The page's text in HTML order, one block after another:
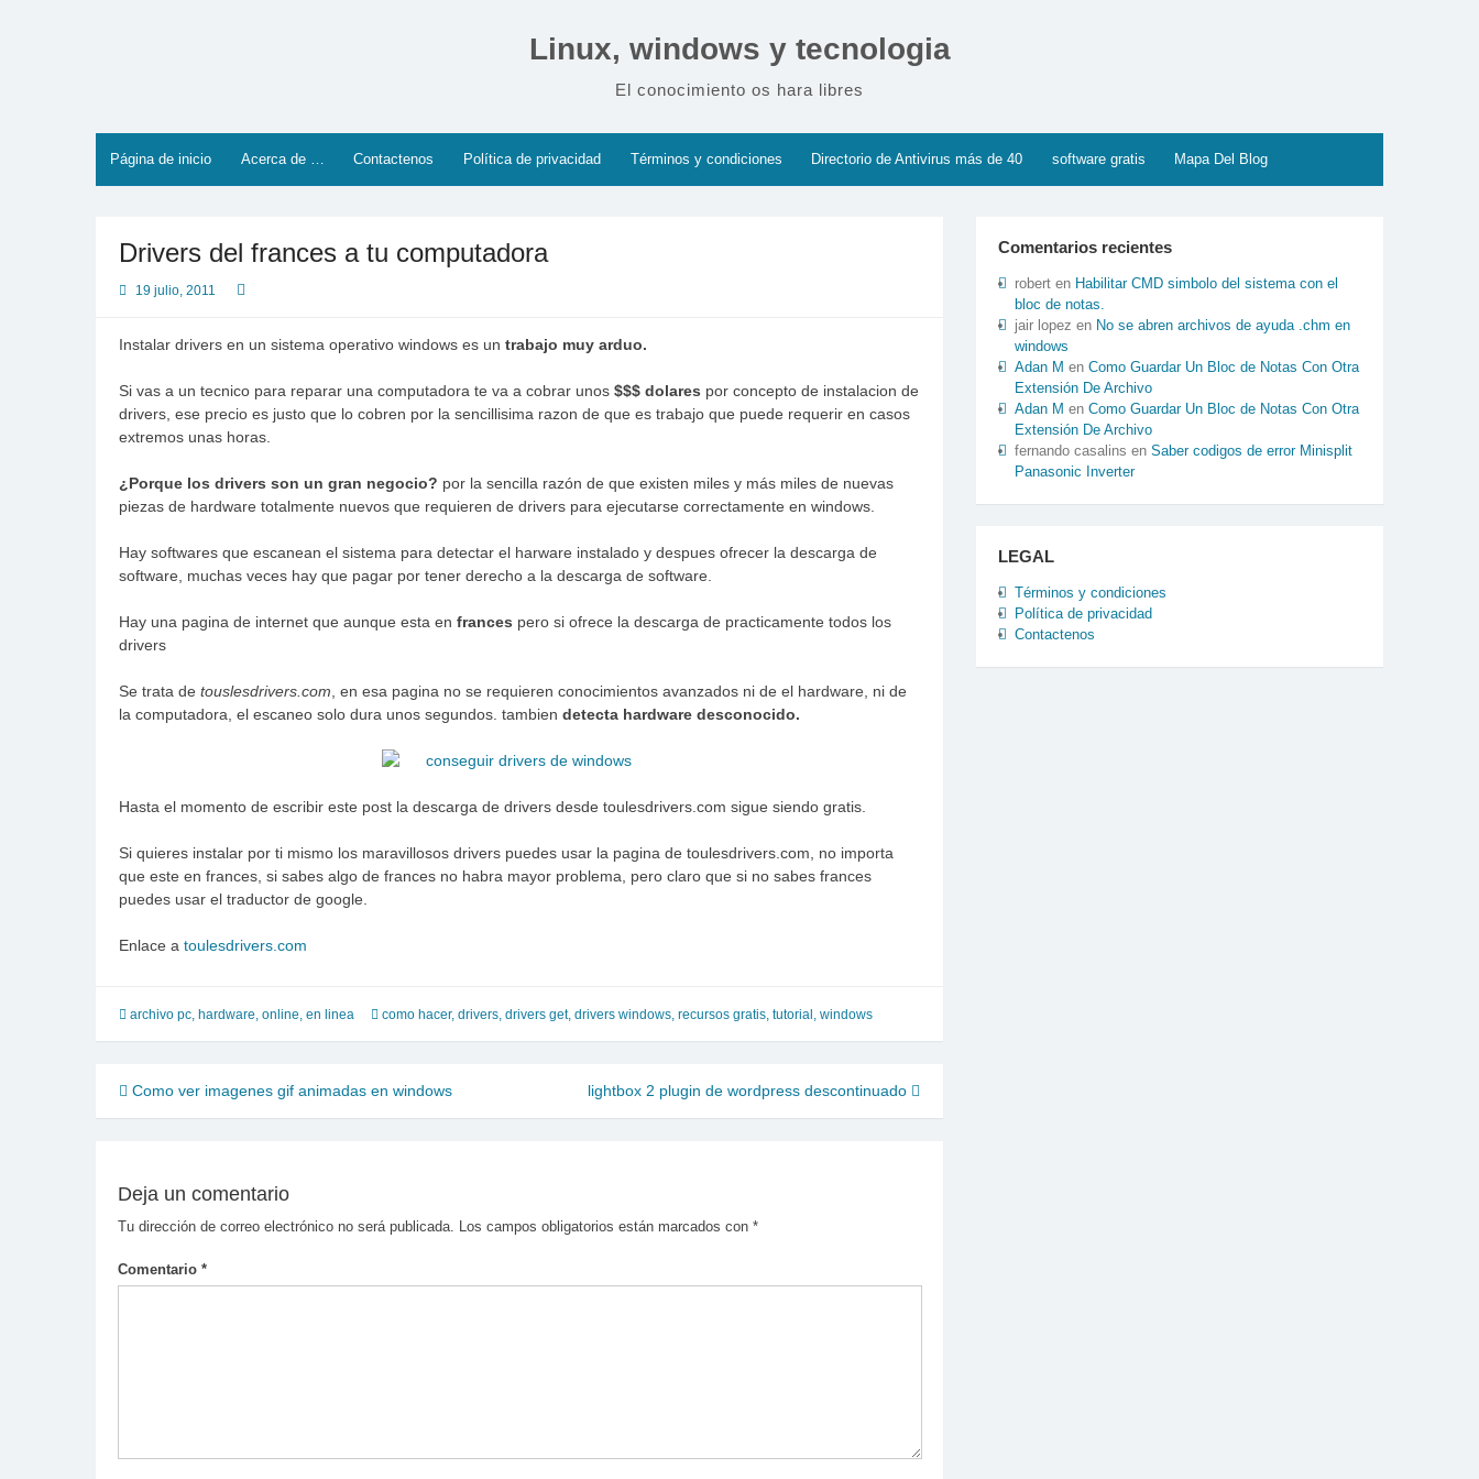
Linux, windows y tecnologia
El conocimiento os hara libres
Página de inicio Acerca de … Contactenos Política de privacidad Términos y condiciones Directorio de Antivirus más de 40 software gratis Mapa Del Blog
Drivers del frances a tu computadora
19 julio, 2011
Instalar drivers en un sistema operativo windows es un trabajo muy arduo.
Si vas a un tecnico para reparar una computadora te va a cobrar unos $$$ dolares por concepto de instalacion de
drivers, ese precio es justo que lo cobren por la sencillisima razon de que es trabajo que puede requerir en casos
extremos unas horas.
¿Porque los drivers son un gran negocio? por la sencilla razón de que existen miles y más miles de nuevas
piezas de hardware totalmente nuevos que requieren de drivers para ejecutarse correctamente en windows.
Hay softwares que escanean el sistema para detectar el harware instalado y despues ofrecer la descarga de
software, muchas veces hay que pagar por tener derecho a la descarga de software.
Hay una pagina de internet que aunque esta en frances pero si ofrece la descarga de practicamente todos los
drivers
Se trata de touslesdrivers.com , en esa pagina no se requieren conocimientos avanzados ni de el hardware, ni de
la computadora, el escaneo solo dura unos segundos. tambien detecta hardware desconocido.
Hasta el momento de escribir este post la descarga de drivers desde toulesdrivers.com sigue siendo gratis.
Si quieres instalar por ti mismo los maravillosos drivers puedes usar la pagina de toulesdrivers.com, no importa
que este en frances, si sabes algo de frances no habra mayor problema, pero claro que si no sabes frances
puedes usar el traductor de google.
Enlace a toulesdrivers.com
archivo pc, hardware, online, en linea como hacer, drivers, drivers get, drivers windows, recursos gratis, tutorial , windows
Navegación
Como ver imagenes gif animadas en windows lightbox 2 plugin de wordpress descontinuado
Deja un comentario
Tu dirección de correo electrónico no será publicada. Los campos obligatorios están marcados con *
Comentario *
Comentarios recientes
roberten Habilitar CMD simbolo del sistema con el
bloc de notas.
jair lopez en No se abren archivos de ayuda .chm en
windows
Adan M en Como Guardar Un Bloc de Notas Con Otra
Extensión De Archivo
Adan M en Como Guardar Un Bloc de Notas Con Otra
Extensión De Archivo
fernando casalins en Saber codigos de error Minisplit
Panasonic Inverter
LEGAL
Términos y condiciones
Política de privacidad
Contactenos